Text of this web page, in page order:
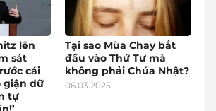
lên
sát
cái
giận dữ
tự
Tại sao Mùa Chay bắt
đầu vào Thứ Tư mà
không phải Chúa Nhật?
06.03.2025